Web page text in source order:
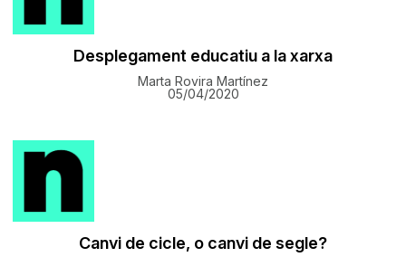
Desplegament educatiu a la xarxa
Marta Rovira Martínez
05/04/2020
Canvi de cicle, o canvi de segle?